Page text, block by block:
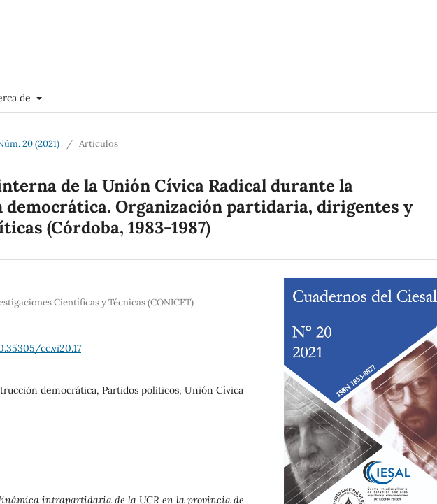
de
20 (2021) / Artículos
de la Unión Cívica Radical durante la
democrática. Organización partidaria, dirigentes y
(Córdoba, 1983-1987)
Científicas y Técnicas (CONICET)
cc.vi20.17
democrática, Partidos políticos, Unión Cívica
intrapartidaria de la UCR en la provincia de